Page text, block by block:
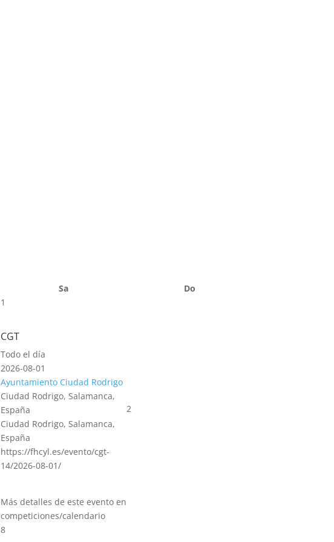
Sa
Do
1
CGT
Todo el día
2026-08-01
Ayuntamiento Ciudad Rodrigo
Ciudad Rodrigo, Salamanca,
España
Ciudad Rodrigo, Salamanca,
España
https://fhcyl.es/evento/cgt-
14/2026-08-01/
Más detalles de este evento en
competiciones/calendario
2
8